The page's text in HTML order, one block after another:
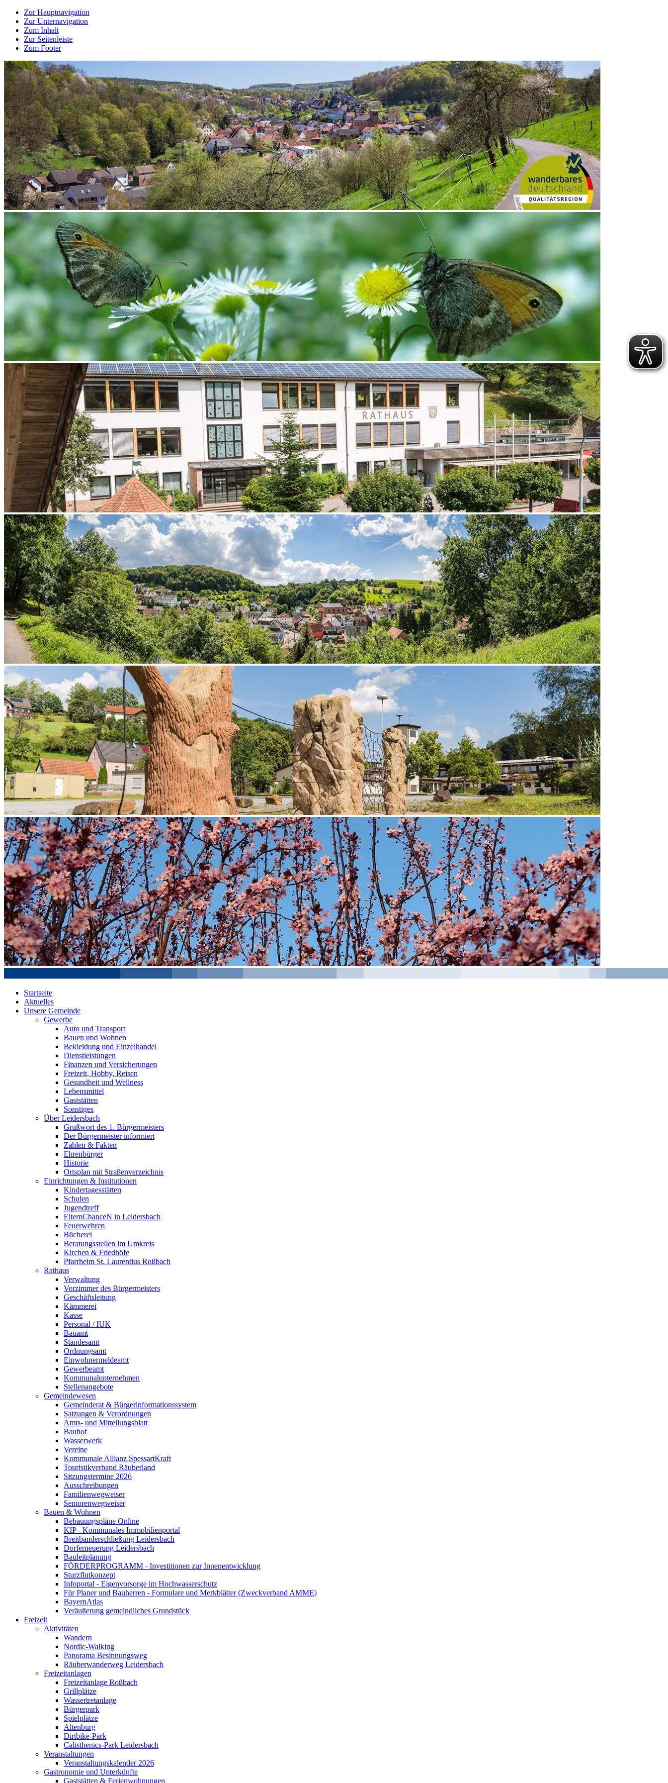
Zur Hauptnavigation
Zur Unternavigation
Zum Inhalt
Zur Seitenleiste
Zum Footer
Startseite
Aktuelles
Unsere Gemeinde
Gewerbe
Auto und Transport
Bauen und Wohnen
Bekleidung und Einzelhandel
Dienstleistungen
Finanzen und Versicherungen
Freizeit, Hobby, Reisen
Gesundheit und Wellness
Lebensmittel
Gaststätten
Sonstiges
Über Leidersbach
Grußwort des 1. Bürgermeisters
Der Bürgermeister informiert
Zahlen & Fakten
Ehrenbürger
Historie
Ortsplan mit Straßenverzeichnis
Einrichtungen & Institutionen
Kindertagesstätten
Schulen
Jugendtreff
ElternChanceN in Leidersbach
Feuerwehren
Bücherei
Beratungsstellen im Umkreis
Kirchen & Friedhöfe
Pfarrheim St. Laurentius Roßbach
Rathaus
Verwaltung
Vorzimmer des Bürgermeisters
Geschäftsleitung
Kämmerei
Kasse
Personal / IUK
Bauamt
Standesamt
Ordnungsamt
Einwohnermeldeamt
Gewerbeamt
Kommunalunternehmen
Stellenangebote
Gemeindewesen
Gemeinderat & Bürgerinformationssystem
Satzungen & Verordnungen
Amts- und Mitteilungsblatt
Bauhof
Wasserwerk
Vereine
Kommunale Allianz SpessartKraft
Touristikverband Räuberland
Sitzungstermine 2026
Ausschreibungen
Familienwegweiser
Seniorenwegweiser
Bauen & Wohnen
Bebauungspläne Online
KIP - Kommunales Immobilienportal
Breitbanderschließung Leidersbach
Dorferneuerung Leidersbach
Bauleitplanung
FÖRDERPROGRAMM - Investitionen zur Innenentwicklung
Sturzflutkonzept
Infoportal - Eigenvorsorge im Hochwasserschutz
Für Planer und Bauherren - Formulare und Merkblätter (Zweckverband AMME)
BayernAtlas
Veräußerung gemeindliches Grundstück
Freizeit
Aktivitäten
Wandern
Nordic-Walking
Panorama Besinnungsweg
Räuberwanderweg Leidersbach
Freizeitanlagen
Freizeitanlage Roßbach
Grillplätze
Wassertretanlage
Bürgerpark
Spielplätze
Altenburg
Dirtbike-Park
Calisthenics-Park Leidersbach
Veranstaltungen
Veranstaltungskalender 2026
Gastronomie und Unterkünfte
Gaststätten & Ferienwohnungen